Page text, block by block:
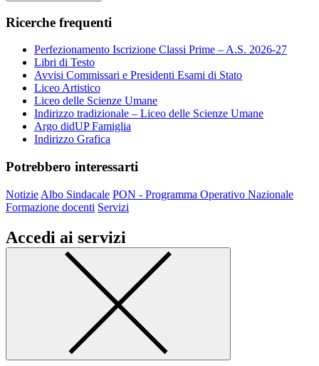
Ricerche frequenti
Perfezionamento Iscrizione Classi Prime – A.S. 2026-27
Libri di Testo
Avvisi Commissari e Presidenti Esami di Stato
Liceo Artistico
Liceo delle Scienze Umane
Indirizzo tradizionale – Liceo delle Scienze Umane
Argo didUP Famiglia
Indirizzo Grafica
Potrebbero interessarti
Notizie Albo Sindacale PON - Programma Operativo Nazionale
Formazione docenti Servizi
Accedi ai servizi